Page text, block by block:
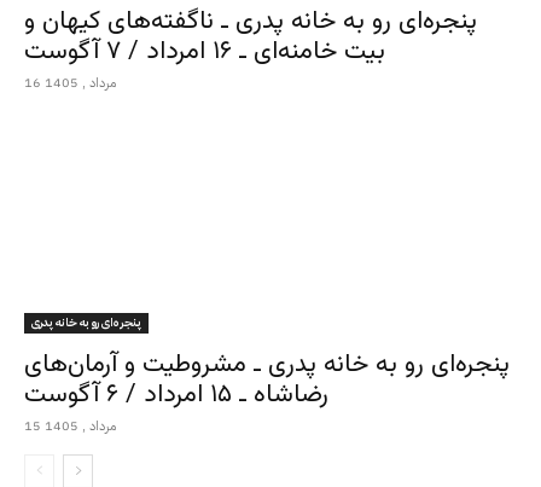
پنجره‌ای رو به خانه پدری ـ ناگفته‌های کیهان و
بیت خامنه‌ای ـ ۱۶ امرداد / ۷ آگوست
16 مرداد , 1405
پنجره‌ای رو به خانه پدری
پنجره‌ای رو به خانه پدری ـ مشروطیت و آرمان‌های
رضاشاه ـ ۱۵ امرداد / ۶ آگوست
15 مرداد , 1405